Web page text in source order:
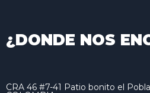
¿DONDE NOS
CRA 46 #7-41 Patio bonito el